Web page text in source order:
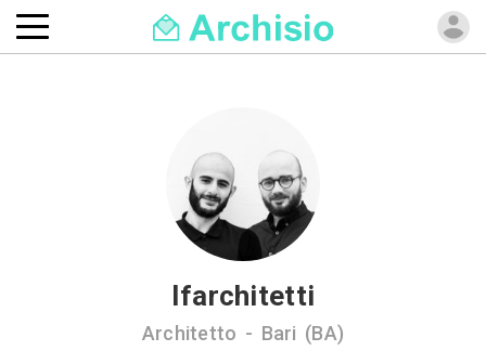
Ifarchitetti
Architetto - Bari (BA)